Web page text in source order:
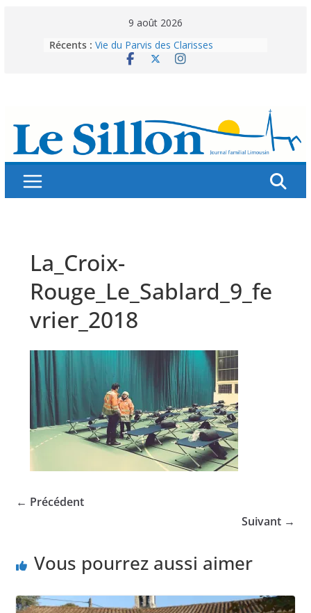
9 août 2026
Récents : Vie du Parvis des Clarisses
La brochure « Des vacances
Splendeurs murales de nos églises
La_Croix-
Rouge_Le_Sablard_9_fe
vrier_2018
← Précédent
Suivant →
Vous pourrez aussi aimer